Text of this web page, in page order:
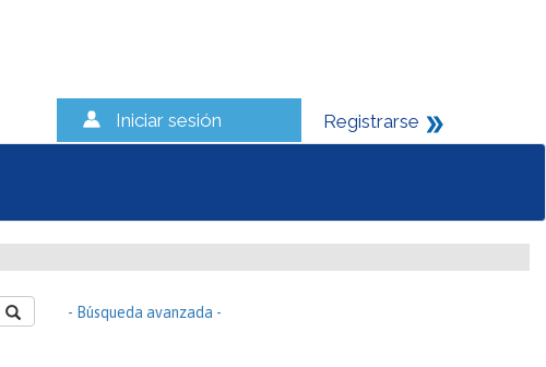
Iniciar sesión Registrarse
- Búsqueda avanzada -